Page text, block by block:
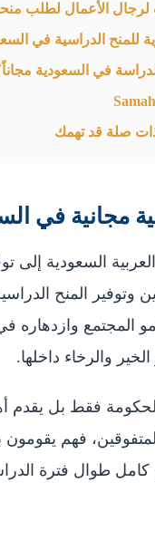
الأعمال لطلب
للمنح الدراسية في
في السعودية
صلة قد تهمك
مجانية في
السعودية إلى
وتوفير المنح
المجتمع وازدهاره
والرخاء داخلها.
فقط بل يقدم
فهم
طوال فترة